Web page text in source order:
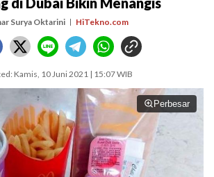
Surya Oktarini HiTekno.com
Kamis, 10 Juni 2021 | 15:07 WIB
Perbesar